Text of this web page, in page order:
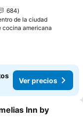
684
de la ciudad
cocina americana
Ver precios
favoritos
Inn by